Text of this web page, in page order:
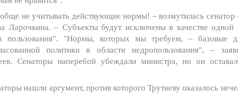
не учитывать действующие нормы! – возмутилась сенатор
Ларочкина. – Субъекты будут исключены в качестве одной
пользования". "Нормы, которых мы требуем, – базовые
политики в области недропользования", –
Сенаторы наперебой убеждали министра, но он
нашли аргумент, против которого Трутневу оказалось